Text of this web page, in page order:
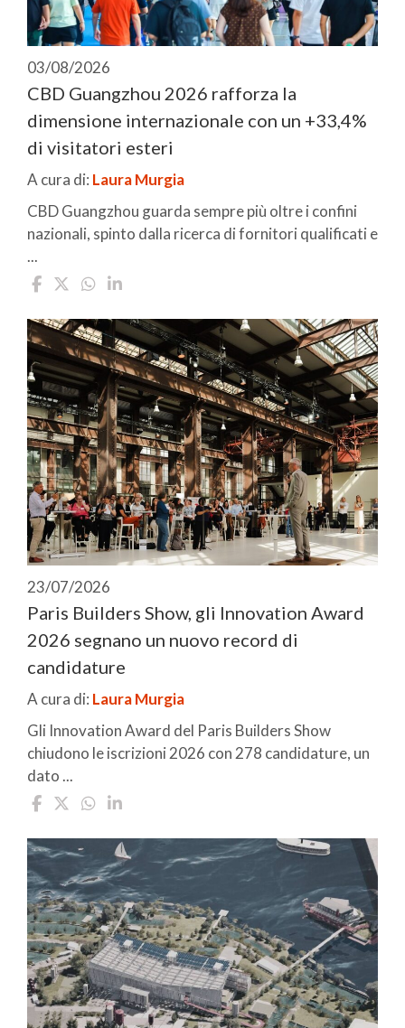
03/08/2026
CBD Guangzhou 2026 rafforza la
dimensione internazionale con un +33,4%
di visitatori esteri
A cura di: Laura Murgia
CBD Guangzhou guarda sempre più oltre i confini
nazionali, spinto dalla ricerca di fornitori qualificati e
...
23/07/2026
Paris Builders Show, gli Innovation Award
2026 segnano un nuovo record di
candidature
A cura di: Laura Murgia
Gli Innovation Award del Paris Builders Show
chiudono le iscrizioni 2026 con 278 candidature, un
dato ...